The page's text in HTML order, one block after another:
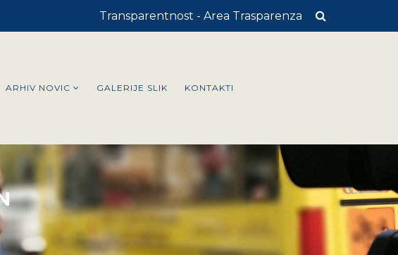
Transparentnost - Area Trasparenza
ARHIV NOVIC GALERIJE SLIK KONTAKTI